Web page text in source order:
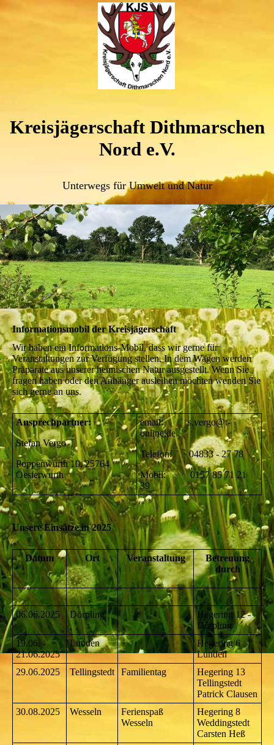
Kreisjägerschaft Dithmarschen
Nord e.V.
Unterwegs für Umwelt und Natur
Informationsmobil der Kreisjägerschaft
Wir haben ein Informations-Mobil, dass wir gerne für
Veranstaltungen zur Verfügung stellen. In dem Wagen werden
Präparate aus unserer heimischen Natur ausgestellt. Wenn Sie
fragen haben oder den Anhänger ausleihen möchten wenden Sie
sich gerne an uns.
Ansprechpartner:
Stefan Vergo
Poppenwurth 10, 25764
Oesterwurth
email: s.vergo@t-
online.de
Telefon: 04833 - 27 78
Mobil: 0157 85 71 21
39
Unsere Einsätze in 2025
Datum Ort Veranstaltung
Betreuung
durch
06.06.2025 Dörpling
Hegering 12 -
Dörpling
19.06. -
21.06.2025
Lunden
Hegering 6
Lunden
29.06.2025
Tellingstedt Familientag
Hegering 13
Tellingstedt
Patrick Clausen
30.08.2025
Wesseln
Ferienspaß
Wesseln
Hegering 8
Weddingstedt
Carsten Heß